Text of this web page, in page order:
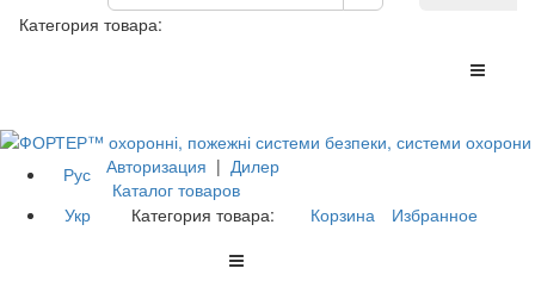
Категория товара:
Рус
Укр
Авторизация | Дилер
Каталог товаров
Категория товара:
Корзина Избранное